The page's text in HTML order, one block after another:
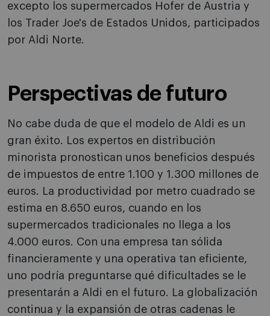
excepto los supermercados Hofer de Austria y
los Trader Joe's de Estados Unidos, participados
por Aldi Norte.
Perspectivas de futuro
No cabe duda de que el modelo de Aldi es un
gran éxito. Los expertos en distribución
minorista pronostican unos beneficios después
de impuestos de entre 1.100 y 1.300 millones de
euros. La productividad por metro cuadrado se
estima en 8.650 euros, cuando en los
supermercados tradicionales no llega a los
4.000 euros. Con una empresa tan sólida
financieramente y una operativa tan eficiente,
uno podría preguntarse qué dificultades se le
presentarán a Aldi en el futuro. La globalización
continua y la expansión de otras cadenas le